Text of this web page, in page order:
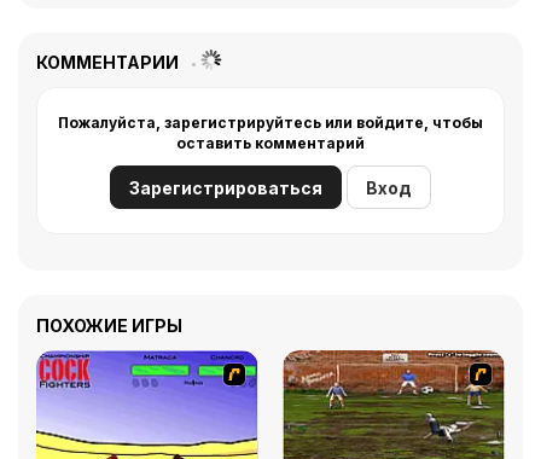
КОММЕНТАРИИ
Пожалуйста, зарегистрируйтесь или войдите, чтобы
оставить комментарий
Зарегистрироваться Вход
ПОХОЖИЕ ИГРЫ